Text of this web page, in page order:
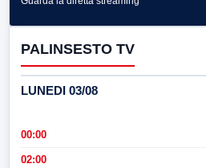
PALINSESTO TV
LUNEDI 03/08
00:00
02:00